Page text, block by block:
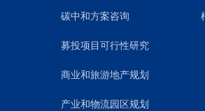
碳中和方案咨询
募投项目可行性研究
商业和旅游地产规划
产业和物流园区规划